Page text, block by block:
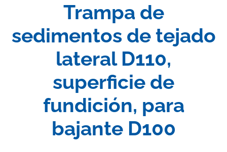
Trampa de
sedimentos de tejado
lateral D110,
superficie de
fundición, para
bajante D100